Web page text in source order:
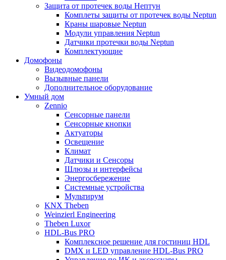
Защита от протечек воды Нептун
Комплеты защиты от протечек воды Neptun
Краны шаровые Neptun
Модули управления Neptun
Датчики протечки воды Neptun
Комплектующие
Домофоны
Видеодомофоны
Вызывные панели
Дополнительное оборудование
Умный дом
Zennio
Сенсорные панели
Сенсорные кнопки
Актуаторы
Освещение
Климат
Датчики и Сенсоры
Шлюзы и интерфейсы
Энергосбережение
Системные устройства
Мультирум
KNX Theben
Weinzierl Engineering
Theben Luxor
HDL-Bus PRO
Комплексное решение для гостиниц HDL
DMX и LED управление HDL-Bus PRO